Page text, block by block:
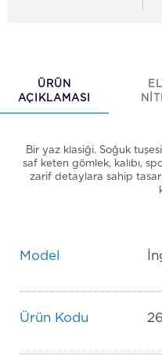
ÜRÜN
AÇIKLAMASI
Bir yaz klasiği. Soğuk
saf keten gömlek, kalıbı,
zarif detaylara sahip
Model
Ürün Kodu